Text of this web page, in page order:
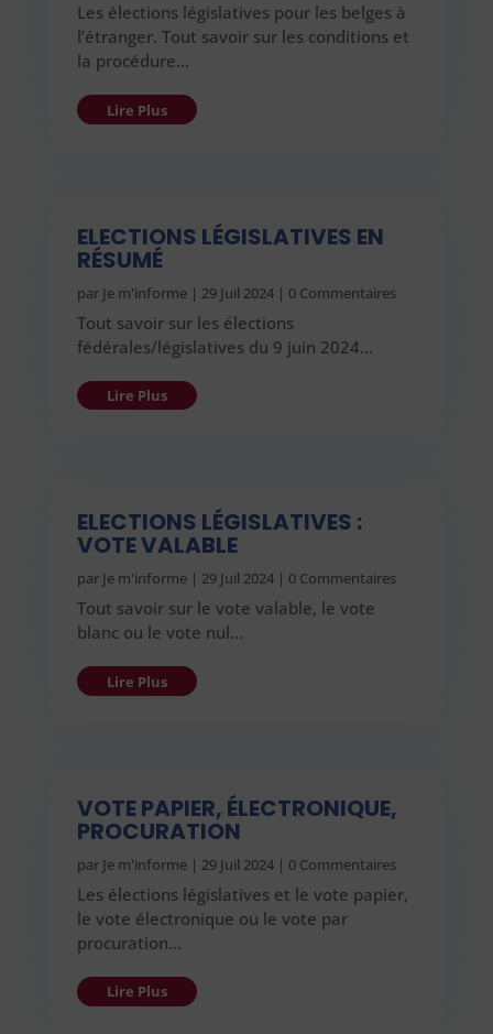
Les élections législatives pour les belges à
l’étranger. Tout savoir sur les conditions et
la procédure…
Lire Plus
ELECTIONS LÉGISLATIVES EN
RÉSUMÉ
par Je m'informe| 29 Juil 2024| 0 Commentaires
Tout savoir sur les élections
fédérales/législatives du 9 juin 2024…
Lire Plus
ELECTIONS LÉGISLATIVES :
VOTE VALABLE
par Je m'informe| 29 Juil 2024| 0 Commentaires
Tout savoir sur le vote valable, le vote
blanc ou le vote nul…
Lire Plus
VOTE PAPIER, ÉLECTRONIQUE,
PROCURATION
par Je m'informe| 29 Juil 2024| 0 Commentaires
Les élections législatives et le vote papier,
le vote électronique ou le vote par
procuration…
Lire Plus